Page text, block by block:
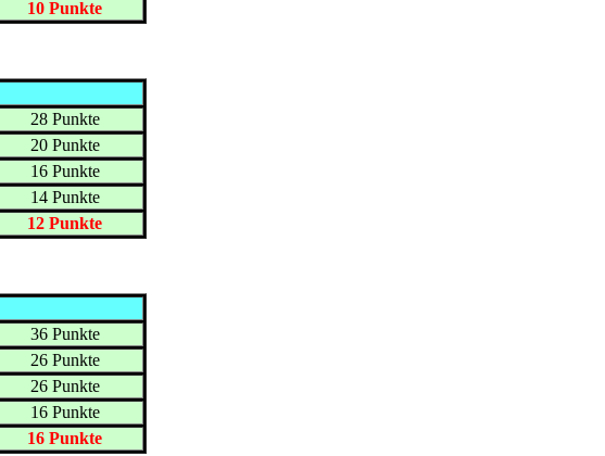
10 Punkte
28 Punkte
20 Punkte
16 Punkte
14 Punkte
12 Punkte
36 Punkte
26 Punkte
26 Punkte
16 Punkte
16 Punkte